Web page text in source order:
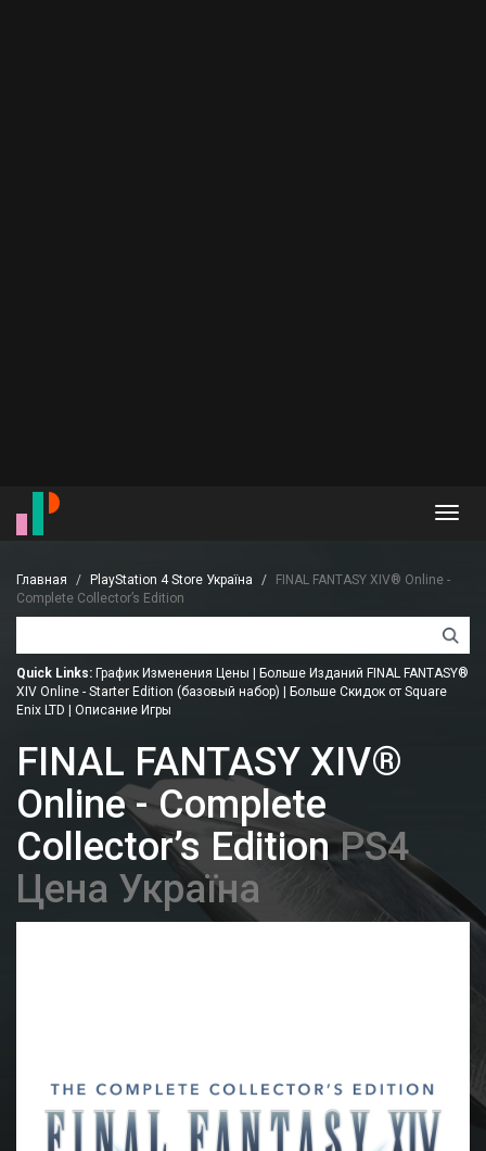
Главная PlayStation 4 Store Україна
FINAL FANTASY XIV® Online -
Complete Collector’s Edition
Quick Links: График Изменения Цены
Больше Изданий FINAL FANTASY®
XIV Online - Starter Edition (базовый набор)
Больше Скидок от Square
Enix LTD
Описание Игры
FINAL FANTASY XIV®
Online - Complete
Collector’s EditionPS4
Цена Україна